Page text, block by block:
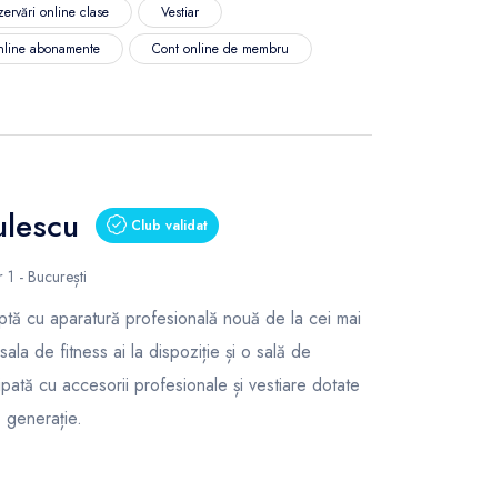
online clase
Vestiar
abonamente
Cont online de membru
Club validat
- București
cu aparatură profesională nouă de la cei mai
de fitness ai la dispoziție și o sală de
cu accesorii profesionale și vestiare dotate